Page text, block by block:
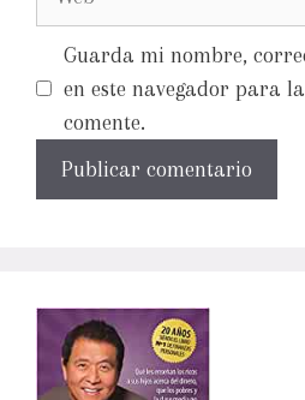
Guarda mi nombre,
en este navegador para
comente.